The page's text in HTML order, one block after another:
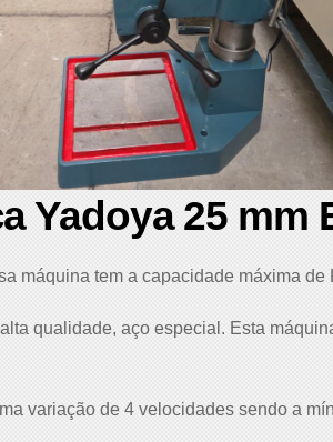
Yadoya 25 mm
máquina tem a capacidade máxima de
qualidade, aço especial. Esta
variação de 4 velocidades sendo a